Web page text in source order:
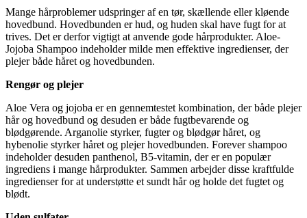
Mange hårproblemer udspringer af en tør, skællende eller kløende
hovedbund. Hovedbunden er hud, og huden skal have fugt for at
trives. Det er derfor vigtigt at anvende gode hårprodukter. Aloe-
Jojoba Shampoo indeholder milde men effektive ingredienser, der
plejer både håret og hovedbunden.
Rengør og plejer
Aloe Vera og jojoba er en gennemtestet kombination, der både plejer
hår og hovedbund og desuden er både fugtbevarende og
blødgørende. Arganolie styrker, fugter og blødgør håret, og
hybenolie styrker håret og plejer hovedbunden. Forever shampoo
indeholder desuden panthenol, B5-vitamin, der er en populær
ingrediens i mange hårprodukter. Sammen arbejder disse kraftfulde
ingredienser for at understøtte et sundt hår og holde det fugtet og
blødt.